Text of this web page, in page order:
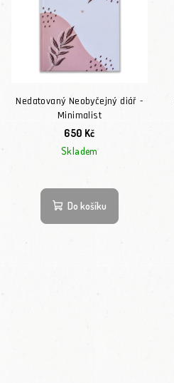
Nedatovaný Neobyčejný diář -
Minimalist
650 Kč
Skladem
Do košíku